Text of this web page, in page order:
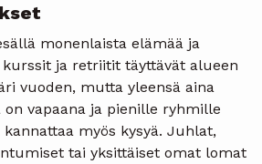
monenlaista elämää ja
ja retriitit täyttävät alueen
vuoden, mutta yleensä aina
on vapaana ja pienille ryhmille
myös kysyä. Juhlat,
tai yksittäiset omat lomat